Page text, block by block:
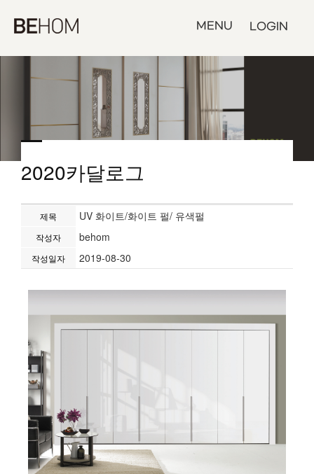
MENU LOGIN
2020카달로그
제목 UV 화이트/화이트 펄/ 유색펄
작성자 behom
작성일자 2019-08-30